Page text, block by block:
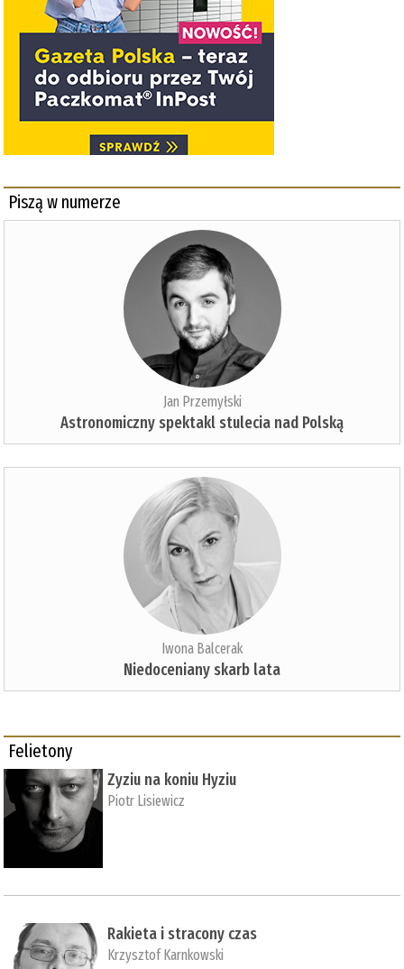
Piszą w numerze
Jan Przemyłski
Astronomiczny spektakl stulecia nad Polską
Iwona Balcerak
Niedoceniany skarb lata
Felietony
Zyziu na koniu Hyziu
Piotr Lisiewicz
Rakieta i stracony czas
Krzysztof Karnkowski